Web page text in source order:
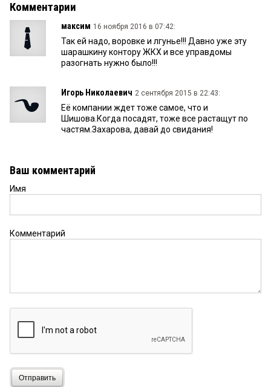
Комментарии
максим 16 ноября 2016 в 07:42:
Так ей надо, воровке и лгунье!!! Давно уже эту
шарашкину контору ЖКХ и все управдомы
разогнать нужно было!!!
Игорь Николаевич 2 сентября 2015 в 22:43:
Её компании ждет тоже самое, что и
Шишова.Когда посадят, тоже все растащут по
частям.Захарова, давай до свидания!
Ваш комментарий
Имя
Комментарий
Отправить